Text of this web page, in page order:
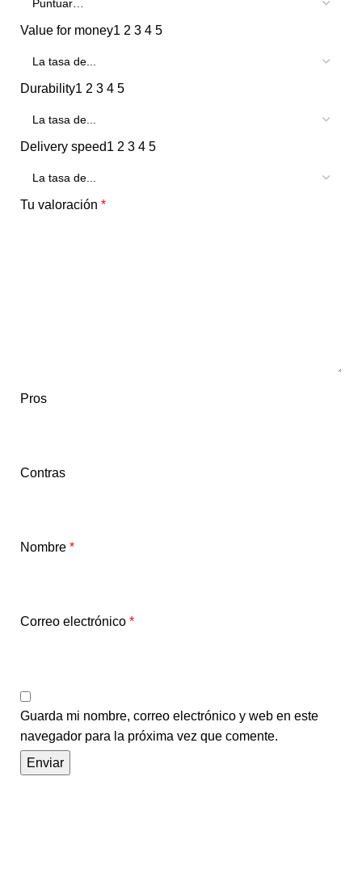
Value for money1 2 3 4 5
Durability1 2 3 4 5
Delivery speed1 2 3 4 5
Tu valoración *
Pros
Contras
Nombre *
Correo electrónico *
Guarda mi nombre, correo electrónico y web en este
navegador para la próxima vez que comente.